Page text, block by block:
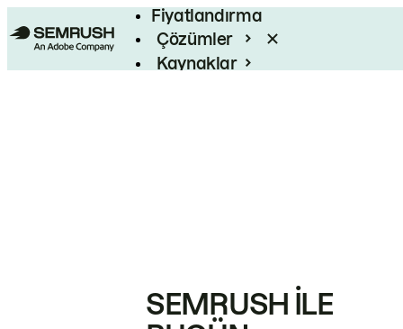
Fiyatlandırma
Çözümler
Kaynaklar
SEMRUSH ILE